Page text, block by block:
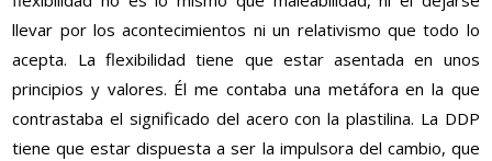
llevar por los acontecimientos ni un relativismo que todo lo
acepta. La flexibilidad tiene que estar asentada en unos
principios y valores. Él me contaba una metáfora en la que
contrastaba el significado del acero con la plastilina. La DDP
tiene que estar dispuesta a ser la impulsora del cambio, que